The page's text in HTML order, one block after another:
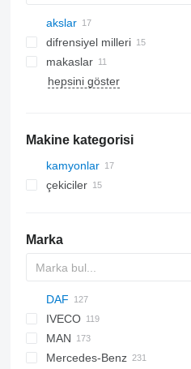
akslar
difrensiyel milleri
makaslar
hepsini göster
Makine kategorisi
kamyonlar
çekiciler
Marka
HD
DAF
AS
CF
CF 65
LF
F-MAX
Transit
M series
X series
IVECO
Daily
EuroCargo
NPR
LTM
MAN
A-series
Mercedes-Benz